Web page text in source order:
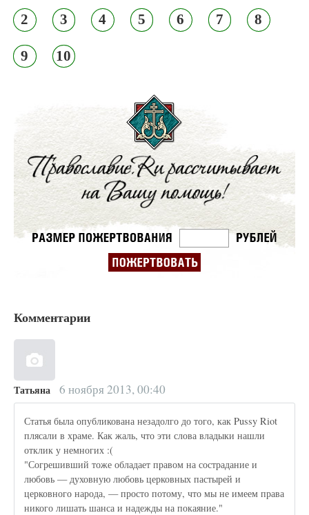
2 3 4 5 6 7 8
9 10
Комментарии
Татьяна 6 ноября 2013, 00:40
Статья была опубликована незадолго до того, как Pussy Riot
плясали в храме. Как жаль, что эти слова владыки нашли
отклик у немногих :(
"Согрешивший тоже обладает правом на сострадание и
любовь — духовную любовь церковных пастырей и
церковного народа, — просто потому, что мы не имеем права
никого лишать шанса и надежды на покаяние."